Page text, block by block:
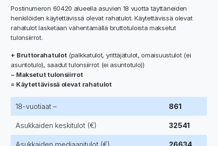
Postinumeron 60420 alueella asuvien 18 vuotta täyttäneiden
henkilöiden käytettävissä olevat rahatulot. Käytettävissä olevat
rahatulot lasketaan vähentämällä bruttotuloista maksetut
tulonsiirrot.
+ Bruttorahatulot (palkkatulot, yrittäjätulot, omaisuustulot (ei
asuntotulo), saadut tulonsiirrot (ei asuntotulo))
− Maksetut tulonsiirrot
= Käytettävissä olevat rahatulot
18-vuotiaat – 861
Asukkaiden keskitulot (€) 32541
Asukkaiden mediaanitulot (€) 26634